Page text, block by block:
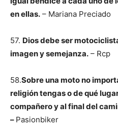
en ellas. – Mariana Preciado
57. Dios debe ser
imagen y semejanza. – Rcp
58.Sobre una moto no
religión tengas o de qué
compañero y al final del
– Pasionbiker